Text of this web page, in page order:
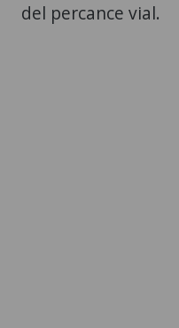
del percance vial.